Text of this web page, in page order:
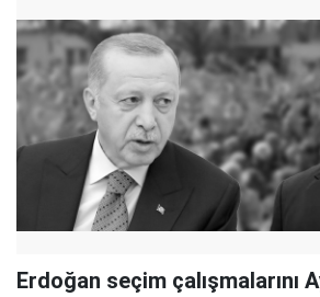
Erdoğan seçim çalışmalarını